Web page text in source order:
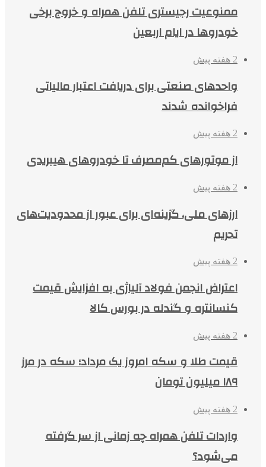
ممنوعیت رجیستری تلفن همراه و خروج برخی
خودروها در ایام اربعین
2 هفته پیش
واحدهای صنعتی برای دریافت اعتبار مالیاتی
فراخوانده شدند
2 هفته پیش
از موتورهای کم‌مصرف تا خودروهای هیبریدی
2 هفته پیش
ارزهای ملی، گزینه‌ای برای عبور از محدودیت‌های
تحریم
2 هفته پیش
اعتراض انجمن فولاد آلیاژی به افزایش قیمت
کنسانتره و گندله در بورس کالا
2 هفته پیش
قیمت طلا و سکه امروز یک مرداد؛ سکه در مرز
۱۸۹ میلیون تومان
2 هفته پیش
واردات تلفن همراه چه زمانی از سر گرفته
می‌شود؟